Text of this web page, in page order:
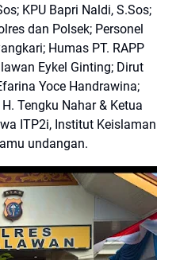
KPU Bapri Naldi, S.Sos;
dan Polsek; Personel
Humas PT. RAPP
Eykel Ginting; Dirut
Yoce Handrawina;
Tengku Nahar & Ketua
ITP2i, Institut Keislaman
undangan.